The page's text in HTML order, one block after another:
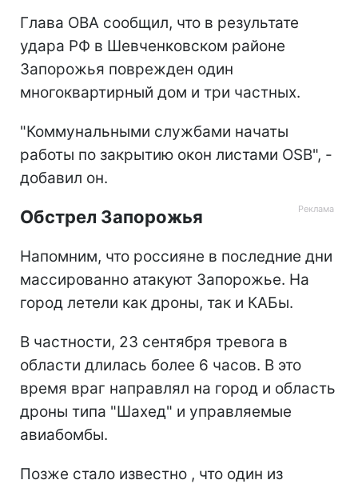
Глава ОВА сообщил, что в результате
удара РФ в Шевченковском районе
Запорожья поврежден один
многоквартирный дом и три частных.
"Коммунальными службами начаты
работы по закрытию окон листами ОSB", -
добавил он.
Обстрел Запорожья
Напомним, что россияне в последние дни
массированно атакуют Запорожье. На
город летели как дроны, так и КАБы.
В частности, 23 сентября тревога в
области длилась более 6 часов. В это
время враг направлял на город и область
дроны типа "Шахед" и управляемые
авиабомбы.
Позже стало известно , что один из